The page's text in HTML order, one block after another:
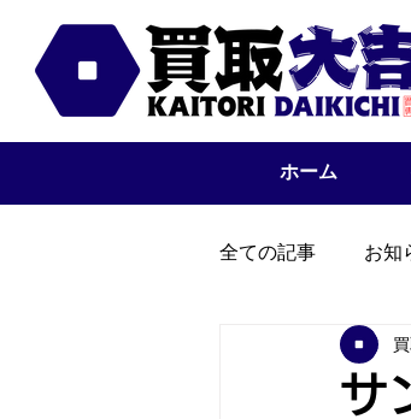
ホーム
全ての記事 お知
サ